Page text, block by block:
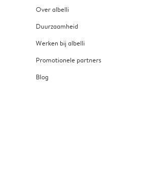
Over albelli
Duurzaamheid
Werken bij albelli
Promotionele partners
Blog